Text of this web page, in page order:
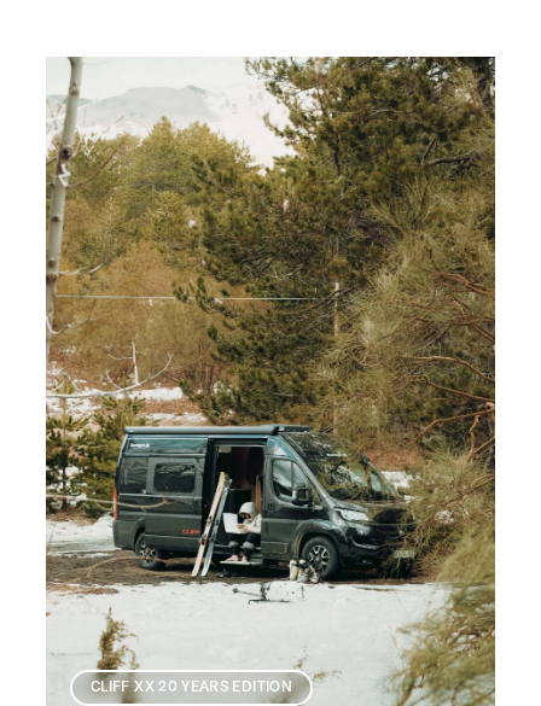
CLIFF XX 20 YEARS EDITION